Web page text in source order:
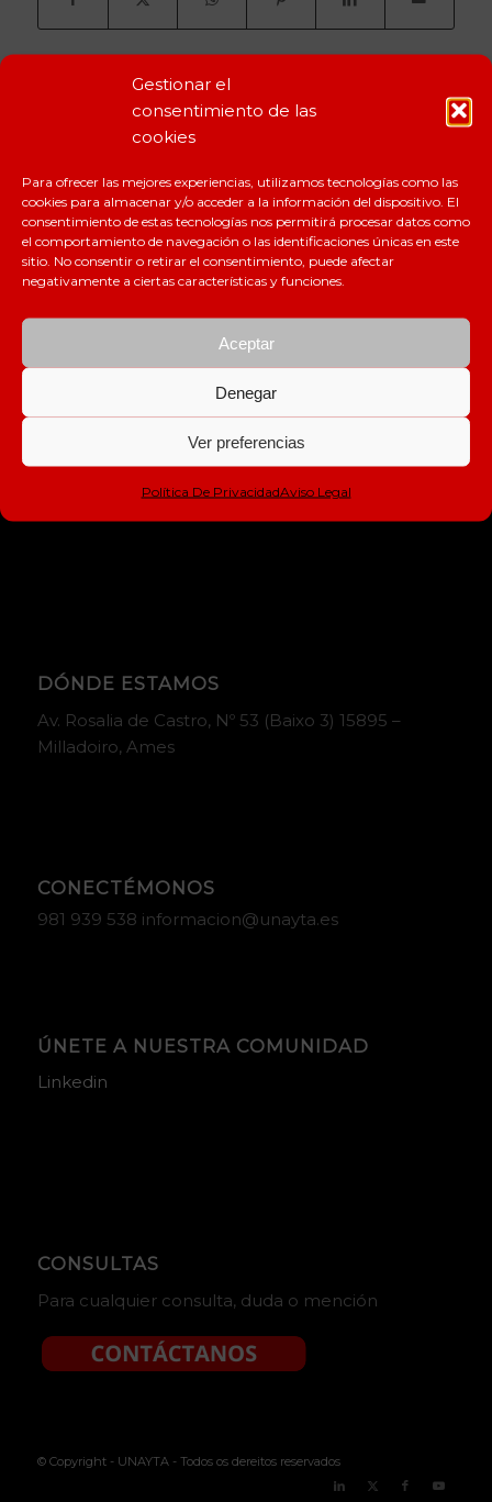
Gestionar el
consentimiento de las
cookies
Para ofrecer las mejores experiencias, utilizamos tecnologías como las
cookies para almacenar y/o acceder a la información del dispositivo. El
consentimiento de estas tecnologías nos permitirá procesar datos como
el comportamiento de navegación o las identificaciones únicas en este
sitio. No consentir o retirar el consentimiento, puede afectar
negativamente a ciertas características y funciones.
Aceptar
Denegar
Ver preferencias
Política De PrivacidadAviso Legal
CERTIFICACIONES
DÓNDE ESTAMOS
Av. Rosalia de Castro, Nº 53 (Baixo 3) 15895 –
Milladoiro, Ames
CONECTÉMONOS
981 939 538 informacion@unayta.es
ÚNETE A NUESTRA COMUNIDAD
Linkedin
CONSULTAS
Para cualquier consulta, duda o mención
© Copyright - UNAYTA - Todos os dereitos reservados